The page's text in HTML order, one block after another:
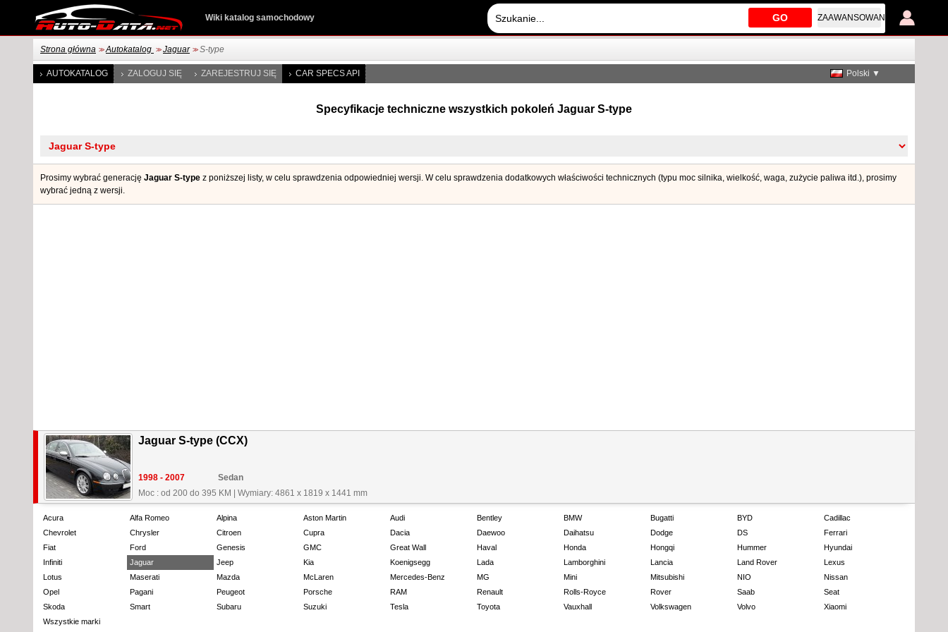
GO ZAAWANSOWANE
Wiki katalog samochodowy
Strona główna >> Autokatalog >> Jaguar >> S-type
AUTOKATALOG ZALOGUJ SIĘ ZAREJESTRUJ SIĘ CAR SPECS API Polski ▼
Specyfikacje techniczne wszystkich pokoleń Jaguar S-type
Prosimy wybrać generację Jaguar S-type z poniższej listy, w celu sprawdzenia odpowiedniej wersji. W celu sprawdzenia dodatkowych właściwości technicznych (typu moc silnika, wielkość, waga, zużycie paliwa itd.), prosimy
wybrać jedną z wersji.
Jaguar S-type (CCX)
1998 - 2007
Sedan
Moc : od 200 do 395 KM
Wymiary: 4861 x 1819 x 1441 mm
Acura Alfa Romeo Alpina Aston Martin Audi Bentley BMW Bugatti BYD
Cadillac
Chevrolet
Chrysler Citroen Cupra Dacia Daewoo Daihatsu Dodge DS
Ferrari
Fiat
Ford Genesis GMC Great Wall Haval Honda Hongqi Hummer
Hyundai
Infiniti
Jaguar Jeep Kia Koenigsegg Lada Lamborghini Lancia Land Rover
Lexus
Lotus
Maserati Mazda McLaren Mercedes-Benz MG Mini Mitsubishi NIO
Nissan
Opel
Pagani Peugeot Porsche RAM Renault Rolls-Royce Rover Saab
Seat
Skoda
Smart Subaru Suzuki Tesla Toyota Vauxhall Volkswagen Volvo
Xiaomi
Wszystkie marki